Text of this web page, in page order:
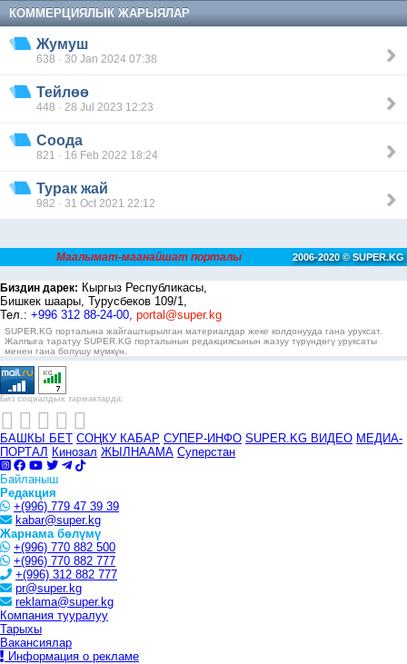
КОММЕРЦИЯЛЫК ЖАРЫЯЛАР
Жумуш
638 · 30 Jan 2024 07:38
Тейлөө
448 · 28 Jul 2023 12:23
Соода
821 · 16 Feb 2022 18:24
Турак жай
982 · 31 Oct 2021 22:12
Маалымат-маанайшат порталы 2006-2020 © SUPER.KG
Биздин дарек: Кыргыз Республикасы,
Бишкек шаары, Турусбеков 109/1,
Тел.: +996 312 88-24-00, portal@super.kg
SUPER.KG порталына жайгаштырылган материалдар жеке колдонууда гана уруксат.
Жалпыга таратуу SUPER.KG порталынын редакциясынын жазуу түрүндөгү уруксаты
менен гана болушу мүмкүн.
Биз социалдык тармактарда:
БАШКЫ БЕТ СОҢКУ КАБАР СУПЕР-ИНФО SUPER.KG ВИДЕО МЕДИА-
ПОРТАЛ Кинозал ЖЫЛНААМА Суперстан
Байланыш
Редакция
+(996) 779 47 39 39
kabar@super.kg
Жарнама бөлүмү
+(996) 770 882 500
+(996) 770 882 777
+(996) 312 882 777
pr@super.kg
reklama@super.kg
Компания тууралуу
Тарыхы
Вакансиялар
Информация о рекламе